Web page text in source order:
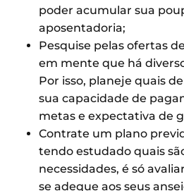
poder acumular sua
aposentadoria;
Pesquise pelas ofertas
em mente que há
Por isso, planeje quais
sua capacidade de
metas e expectativa de
Contrate um plano
tendo estudado quais
necessidades, é só
se adeque aos seus